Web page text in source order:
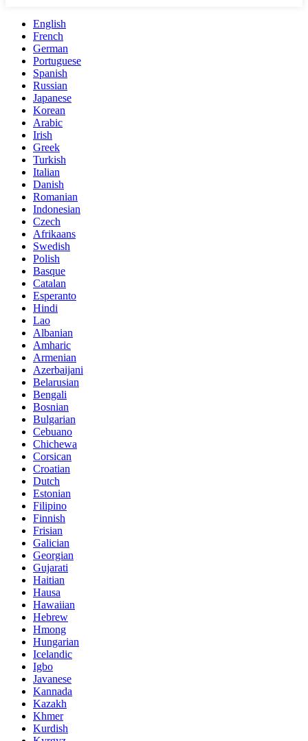
English
French
German
Portuguese
Spanish
Russian
Japanese
Korean
Arabic
Irish
Greek
Turkish
Italian
Danish
Romanian
Indonesian
Czech
Afrikaans
Swedish
Polish
Basque
Catalan
Esperanto
Hindi
Lao
Albanian
Amharic
Armenian
Azerbaijani
Belarusian
Bengali
Bosnian
Bulgarian
Cebuano
Chichewa
Corsican
Croatian
Dutch
Estonian
Filipino
Finnish
Frisian
Galician
Georgian
Gujarati
Haitian
Hausa
Hawaiian
Hebrew
Hmong
Hungarian
Icelandic
Igbo
Javanese
Kannada
Kazakh
Khmer
Kurdish